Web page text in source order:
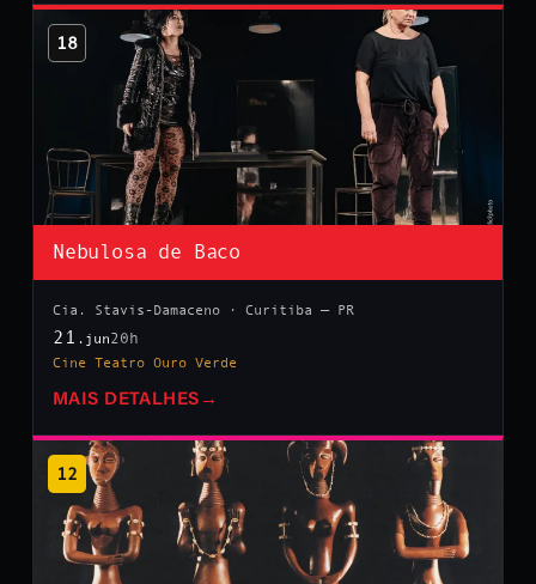
18
Nebulosa de Baco
Cia. Stavis-Damaceno · Curitiba — PR
21 .jun20h
Cine Teatro Ouro Verde
MAIS DETALHES →
12